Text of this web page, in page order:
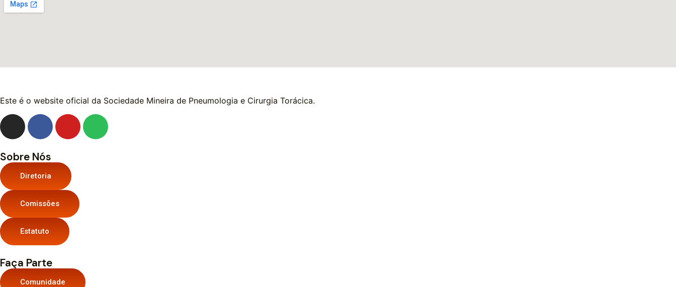
Este é o website oficial da Sociedade Mineira de Pneumologia e Cirurgia Torácica.
Sobre Nós
Diretoria
Comissões
Estatuto
Faça Parte
Comunidade